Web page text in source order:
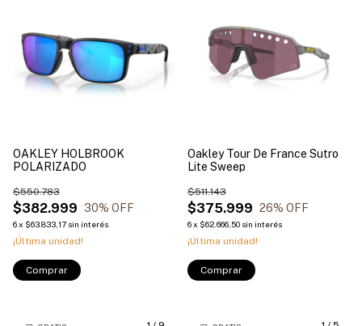
OAKLEY HOLBROOK
POLARIZADO
$382.999
$550.783
30% OFF
6x $63.833,17 sin interés
¡Última unidad!
Comprar
Oakley Tour De France Sutro
Lite Sweep
$375.999
$511.143
26% OFF
6x $62.666,50 sin interés
¡Última unidad!
Comprar